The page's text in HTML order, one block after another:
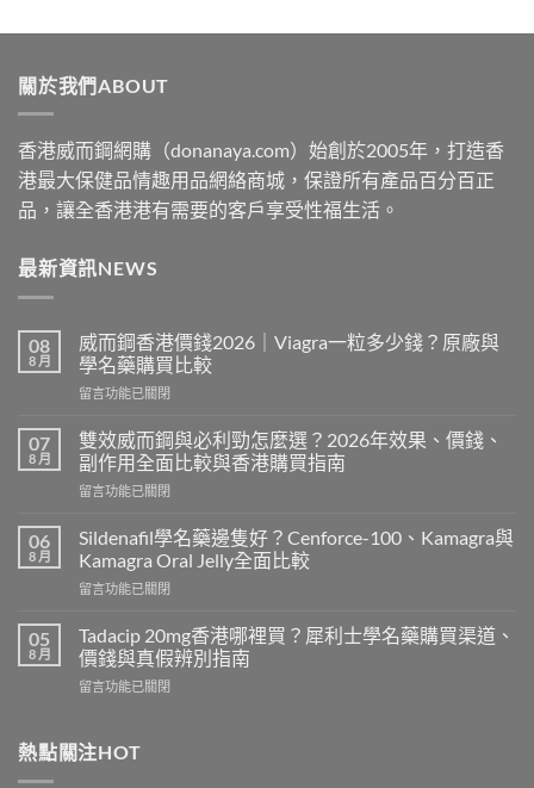
$329
關於我們ABOUT
香港威而鋼網購（donanaya.com）始創於2005年，打造香
港最大保健品情趣用品網絡商城，保證所有產品百分百正
品，讓全香港港有需要的客戶享受性福生活。
最新資訊NEWS
08
8 月
威而鋼香港價錢2026｜Viagra一粒多少錢？原廠與
學名藥購買比較
在
而
鋼
香
港
錢
2026
Viagra
粒
多
錢？
與
留言功能已關閉
07
8 月
雙效威而鋼與必利勁怎麼選？2026年效果、價錢、
副作用全面比較與香港購買指南
在
效
威
而
鋼
必
利
勁
怎
2026
留言功能已關閉
06
8 月
Sildenafil學名藥邊隻好？Cenforce-100、Kamagra與
Kamagra Oral Jelly全面比較
在
學
名
藥
邊
Cenforce-
留言功能已關閉
05
8 月
Tadacip 20mg香港哪裡買？犀利士學名藥購買渠道、
價錢與真假辨別指南
在
香
港
留言功能已關閉
熱點關注HOT